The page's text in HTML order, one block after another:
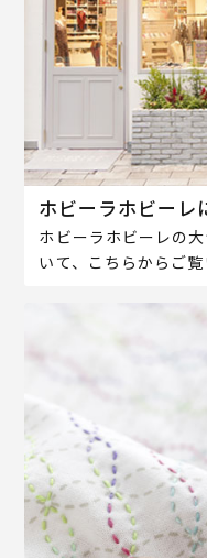
ホビーラホビーレ
ホビーラホビーレの
いて、こちらからご覧